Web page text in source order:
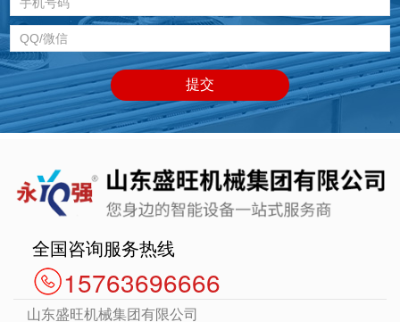
全国咨询服务热线
15763696666
山东盛旺机械集团有限公司